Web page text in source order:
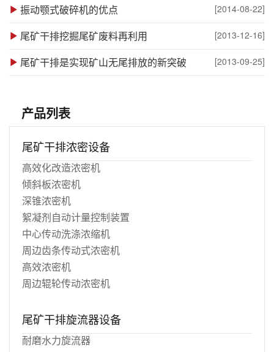
振动颚式破碎机的优点 [2014-08-22]
尾矿干排挖掘尾矿废料再利用 [2013-12-16]
尾矿干排是实现矿山无尾排放的新突破 [2013-09-25]
产品列表
尾矿干排浓密设备
高效化改造浓密机
倾斜板浓密机
深锥浓密机
絮凝剂自动计量控制装置
中心传动洗涤浓缩机
周边齿条传动式浓密机
高效浓密机
周边辊轮传动浓密机
尾矿干排旋流器设备
耐磨水力旋流器